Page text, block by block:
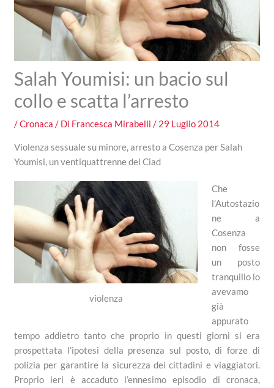
Salah Youmisi: un bacio sul
collo e scatta l’arresto
/Cronaca / Di Francesca Mirabelli/ 29 Luglio 2014
Violenza sessuale su minore, arresto a Cosenza per Salah
Youmisi, un ventiquattrenne del Ciad
violenza
Che
l’Autostazio
ne a
Cosenza
non fosse
un posto
tranquillo lo
avevamo
già
appurato
tempo addietro tanto che proprio in questi giorni si era
prospettata l’ipotesi della presenza sul posto, di forze di
polizia per garantire la sicurezza dei cittadini e viaggiatori.
Proprio ieri è accaduto l’ennesimo episodio di cronaca,